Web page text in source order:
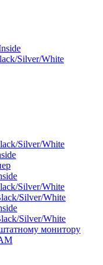
Silver/White
Silver/White
Silver/White
Silver/White
Silver/White
монитору